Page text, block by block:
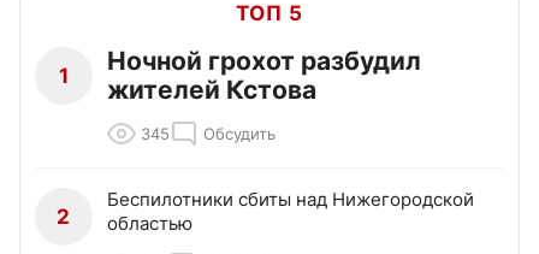
ТОП 5
1
Ночной грохот разбудил
жителей Кстова
345 Обсудить
2
Беспилотники сбиты над Нижегородской
областью